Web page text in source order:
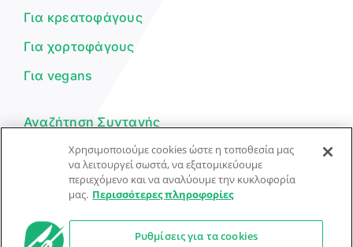
Για κρεατοφάγους
Για χορτοφάγους
Για vegans
Αναζήτηση Συνταγής
Υποβολή Συνταγής
Φόρμα Επικοινωνίας
Χρησιμοποιούμε cookies ώστε η τοποθεσία μας
να λειτουργεί σωστά, να εξατομικεύουμε
περιεχόμενο και να αναλύουμε την κυκλοφορία
μας. Περισσότερες πληροφορίες
Ρυθμίσεις για τα cookies